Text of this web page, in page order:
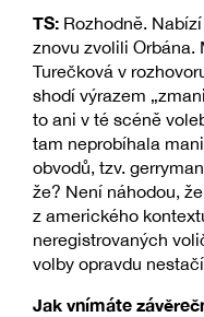
TS: Rozhodně.
znovu zvolili Orbána.
Turečková v
shodí výrazem
to ani v té scéně
tam neprobíhala
obvodů, tzv.
že? Není náhodou,
z amerického
neregistrovaných
volby opravdu
Jak vnímáte